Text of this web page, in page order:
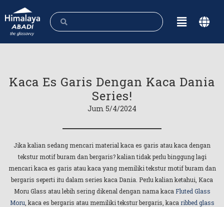
Kaca Es Garis Dengan Kaca Dania
Series!
Jum 5/4/2024
Jika kalian sedang mencari material kaca es garis atau kaca dengan
tekstur motif buram dan bergaris? kalian tidak perlu binggung lagi
mencari kaca es garis atau kaca yang memiliki tekstur motif buram dan
bergaris seperti itu dalam series kaca Dania. Perlu kalian ketahui, Kaca
Moru Glass atau lebih sering dikenal dengan nama kaca Fluted Glass
Moru , kaca es bergaris atau memiliki tekstur bergaris, kaca ribbed glass